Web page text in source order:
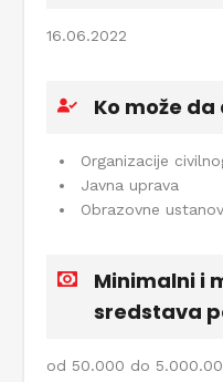
16.06.2022
Ko može
Organizacije
Javna uprava
Obrazovne
Minimalni i
sredstava
od 50.000 do